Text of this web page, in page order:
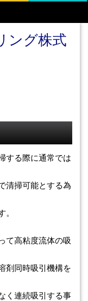
ング株式
する際に通常では
清掃可能とする為
て高粘度流体の吸
剤同時吸引機構を
く連続吸引する事